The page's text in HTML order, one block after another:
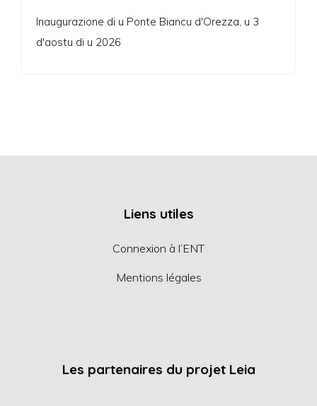
Inaugurazione di u Ponte Biancu d'Orezza, u 3
d'aostu di u 2026
Liens utiles
Connexion à l’ENT
Mentions légales
Les partenaires du projet Leia